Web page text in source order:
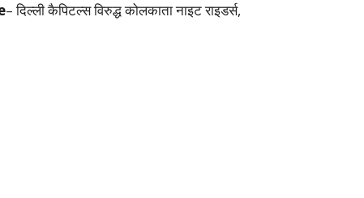
– दिल्ली कैपिटल्स विरुद्ध कोलकाता नाइट राइडर्स,